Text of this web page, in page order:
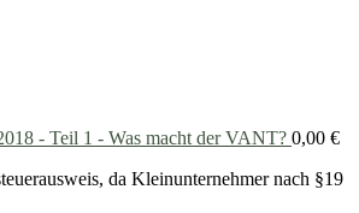
- Teil 1 - Was macht der VANT? 0,00 €
da Kleinunternehmer nach §19